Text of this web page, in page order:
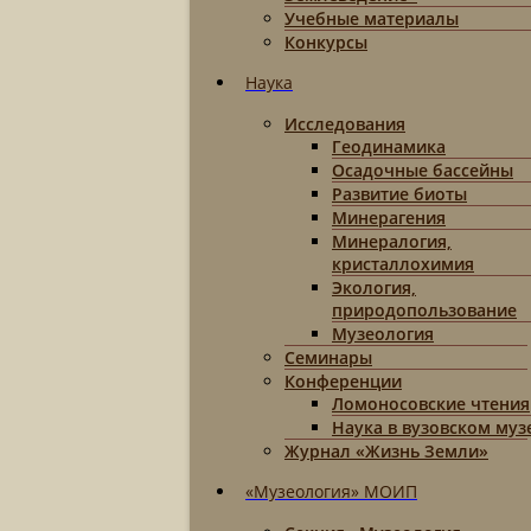
Учебные материалы
Конкурсы
Наука
Исследования
Геодинамика
Осадочные бассейны
Развитие биоты
Минерагения
Минералогия,
кристаллохимия
Экология,
природопользование
Музеология
Семинары
Конференции
Ломоносовские чтения
Наука в вузовском
Журнал «Жизнь Земли»
«Музеология» МОИП